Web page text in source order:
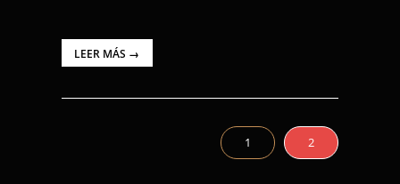
LEER MÁS →
1 2